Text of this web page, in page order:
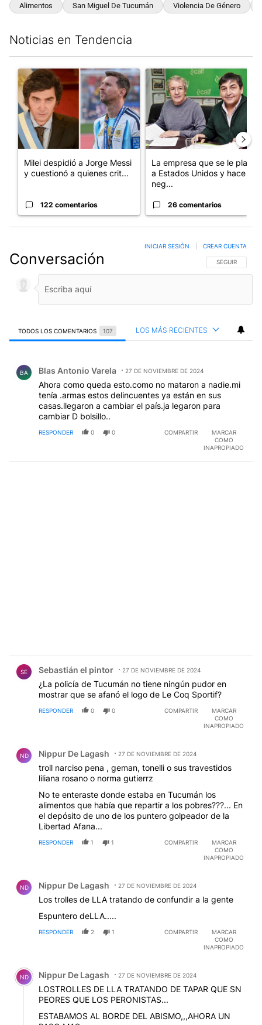
Alimentos San Miguel De Tucumán Violencia De Género
Noticias en Tendencia
Un artículo de tendencia con el título "Milei despidió a Jorge
Milei despidió a Jorge Messi
y cuestionó a quienes crit...
122 comentarios
Un artículo de tendencia con
La empresa que se le plantó
a Estados Unidos y hace
neg...
26 comentarios
Conversación SIGA ESTA
SEGUIR
INICIAR SESIÓN CREAR CUENTA
TODOS LOS COMENTARIOS 107 LOS MÁS RECIENTES
BA Blas Antonio Varela 27 DE NOVIEMBRE DE 2024
Ahora como queda esto.como no mataron a nadie.mi
tenía .armas estos delincuentes ya están en sus
casas.llegaron a cambiar el país.ja legaron para
cambiar D bolsillo..
RESPONDER 0 0 COMPARTIR
MARCAR
COMO
INAPROPIADO
SE Sebastián el pintor 27 DE NOVIEMBRE DE 2024
¿La policía de Tucumán no tiene ningún pudor en
mostrar que se afanó el logo de Le Coq Sportif?
RESPONDER 0 0 COMPARTIR
MARCAR
COMO
INAPROPIADO
ND Nippur De Lagash 27 DE NOVIEMBRE DE 2024
troll narciso pena , geman, tonelli o sus travestidos
liliana rosano o norma gutierrz
No te enteraste donde estaba en Tucumán los
alimentos que había que repartir a los pobres???... En
el depósito de uno de los puntero golpeador de la
Libertad Afana...
RESPONDER 1 1 COMPARTIR
MARCAR
COMO
INAPROPIADO
ND Nippur De Lagash 27 DE NOVIEMBRE DE 2024
Los trolles de LLA tratando de confundir a la gente
Espuntero deLLA.....
RESPONDER 2 1 COMPARTIR
MARCAR
COMO
INAPROPIADO
Comentario de Nippur De Lagash.
ND Nippur De Lagash 27 DE NOVIEMBRE DE 2024
LOSTROLLES DE LLA TRATANDO DE TAPAR QUE SN
PEORES QUE LOS PERONISTAS...
ESTABAMOS AL BORDE DEL ABISMO,,,AHORA UN